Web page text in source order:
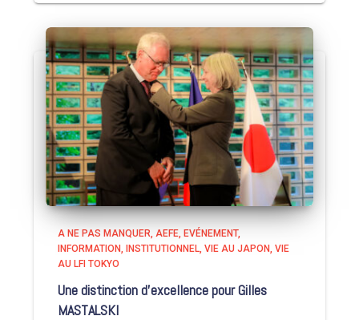
A NE PAS MANQUER AEFE EVÉNEMENT
INFORMATION
INSTITUTIONNEL VIE AU JAPON VIE
AU LFI TOKYO
Une distinction d’excellence pour Gilles
MASTALSKI